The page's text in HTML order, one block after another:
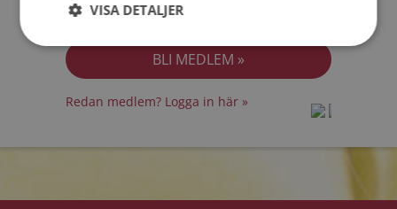
Personuppgiftspolicyn
Redan medlem? Logga in här »
VISA DETALJER